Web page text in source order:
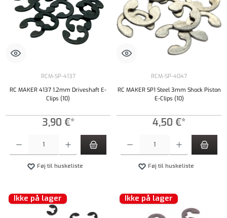
RCM-SP-4137
RC MAKER 4137 1.2mm Driveshaft E-
Clips (10)
3,90 €*
Føj til huskeliste
RCM-SP-4047
RC MAKER SP1 Steel 3mm Shock Piston
E-Clips (10)
4,50 €*
Føj til huskeliste
Ikke på lager Ikke på lager